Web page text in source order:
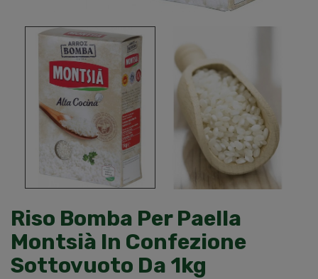
Riso Bomba Per Paella
Montsià In Confezione
Sottovuoto Da 1kg